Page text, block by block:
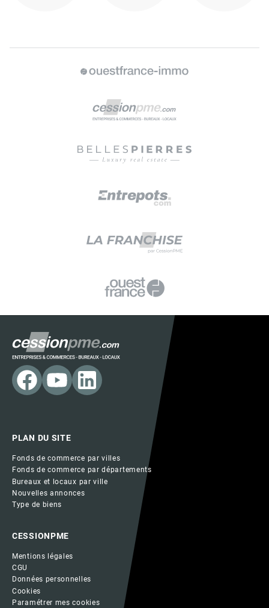
PLAN DU SITE
Fonds de commerce par villes
Fonds de commerce par départements
Bureaux et locaux par ville
Nouvelles annonces
Type de biens
CESSIONPME
Mentions légales
CGU
Données personnelles
Cookies
Paramétrer mes cookies